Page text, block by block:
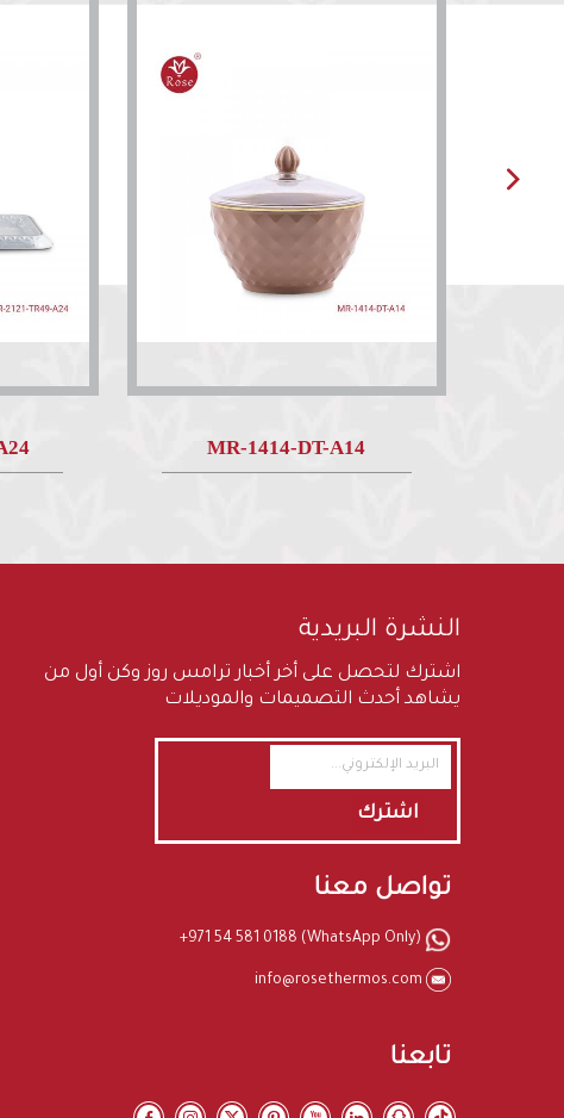
MR-1414-DT-A14
النشرة البريدية
اشترك لتحصل على أخر أخبار ترامس روز وكن أول من
يشاهد أحدث التصميمات والموديلات
اشترك
تواصل معنا
+971 54 581 0188 (WhatsApp Only)
تابعنا